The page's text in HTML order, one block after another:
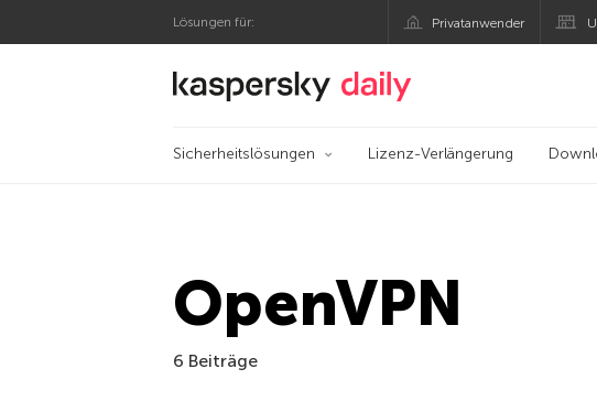
Lösungen für: Privatanwender
Offizieller Blog von Kaspersky
Sicherheitslösungen Lizenz-Verlängerung
OpenVPN
6 Beiträge